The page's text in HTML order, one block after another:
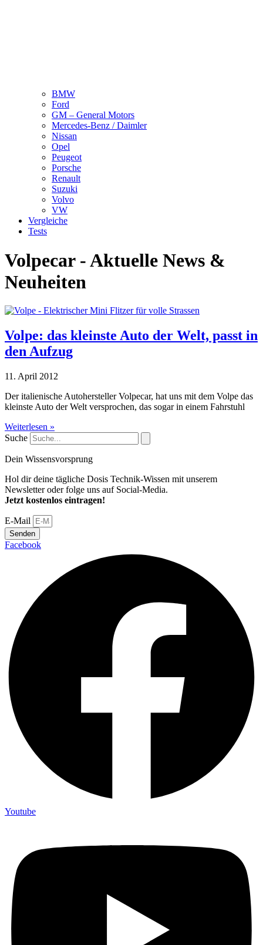
BMW
Ford
GM – General Motors
Mercedes-Benz / Daimler
Nissan
Opel
Peugeot
Porsche
Renault
Suzuki
Volvo
VW
Vergleiche
Tests
Volpecar - Aktuelle News &
Neuheiten
Volpe: das kleinste Auto der Welt, passt in
den Aufzug
11. April 2012
Der italienische Autohersteller Volpecar, hat uns mit dem Volpe das
kleinste Auto der Welt versprochen, das sogar in einem Fahrstuhl
Weiterlesen »
Suche
Dein Wissensvorsprung
Hol dir deine tägliche Dosis Technik-Wissen mit unserem
Newsletter oder folge uns auf Social-Media.
Jetzt kostenlos eintragen!
E-Mail
Senden
Facebook
Youtube